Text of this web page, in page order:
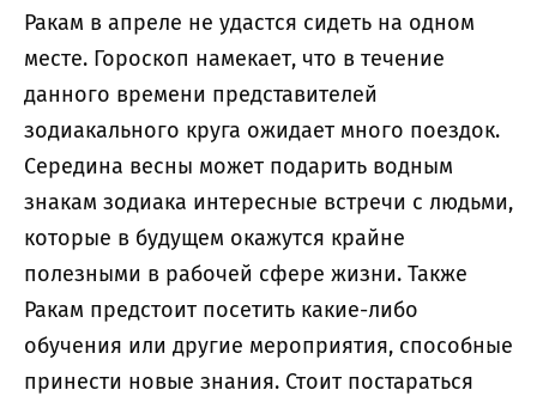
Ракам в апреле не удастся сидеть на одном
месте. Гороскоп намекает, что в течение
данного времени представителей
зодиакального круга ожидает много поездок.
Середина весны может подарить водным
знакам зодиака интересные встречи с людьми,
которые в будущем окажутся крайне
полезными в рабочей сфере жизни. Также
Ракам предстоит посетить какие-либо
обучения или другие мероприятия, способные
принести новые знания. Стоит постараться